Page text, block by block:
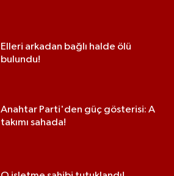
Elleri arkadan bağlı halde ölü
bulundu!
Anahtar Parti'den güç gösterisi: A
takımı sahada!